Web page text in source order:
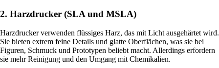
2. Harzdrucker (SLA und MSLA)
Harzdrucker verwenden flüssiges Harz, das mit Licht ausgehärtet wird.
Sie bieten extrem feine Details und glatte Oberflächen, was sie bei
Figuren, Schmuck und Prototypen beliebt macht. Allerdings erfordern
sie mehr Reinigung und den Umgang mit Chemikalien.